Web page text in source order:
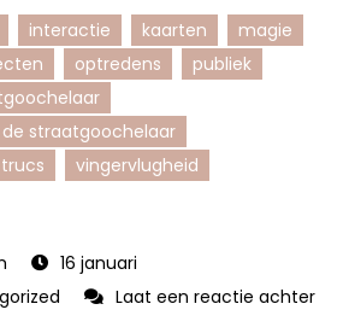
interactie kaarten
magie
optredens
publiek
straatgoochelaar
trucs
vingervlugheid
16 januari
Laat een reactie achter